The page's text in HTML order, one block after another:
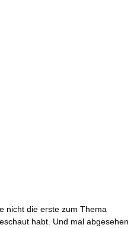
nicht die erste zum Thema
habt. Und mal abgesehen